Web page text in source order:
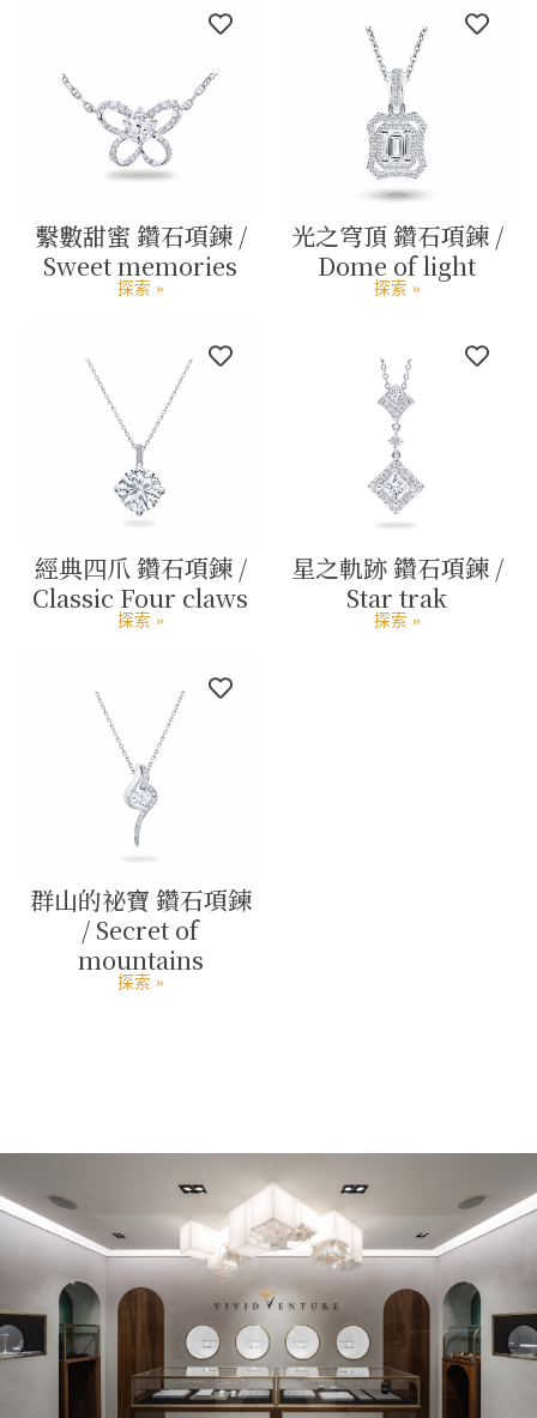
繫數甜蜜 鑽石項鍊 /
Sweet memories
探索 »
光之穹頂 鑽石項鍊 /
Dome of light
探索 »
經典四爪 鑽石項鍊 /
Classic Four claws
探索 »
星之軌跡 鑽石項鍊 /
Star trak
探索 »
群山的祕寶 鑽石項鍊
/ Secret of
mountains
探索 »